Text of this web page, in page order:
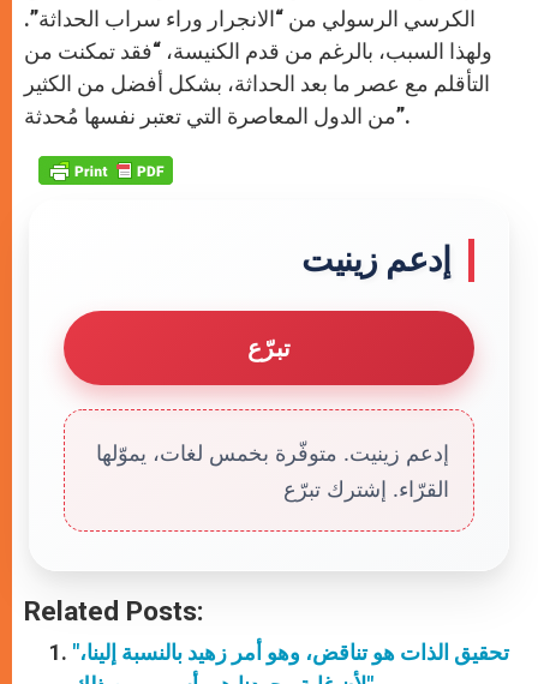
الكرسي الرسولي من “الانجرار وراء سراب الحداثة”.
ولهذا السبب، بالرغم من قدم الكنيسة، “فقد تمكنت من
التأقلم مع عصر ما بعد الحداثة، بشكل أفضل من الكثير
من الدول المعاصرة التي تعتبر نفسها مُحدثة”.
إدعم زينيت
تبرّع
إدعم زينيت. متوفّرة بخمس لغات، يموّلها
القرّاء. إشترك تبرّع
Related Posts:
"تحقيق الذات هو تناقض، وهو أمر زهيد بالنسبة إلينا،